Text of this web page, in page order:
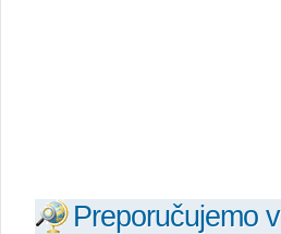
Preporučujemo